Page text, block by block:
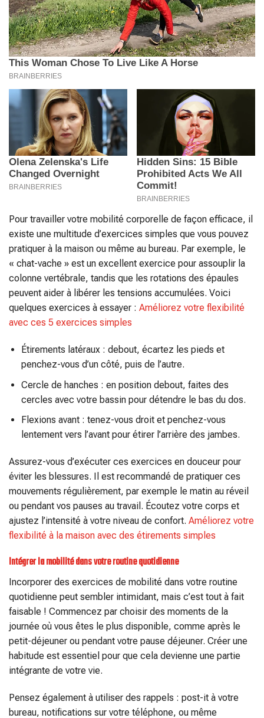
Pour travailler votre mobilité corporelle de façon efficace, il
existe une multitude d’exercices simples que vous pouvez
pratiquer à la maison ou même au bureau. Par exemple, le
« chat-vache » est un excellent exercice pour assouplir la
colonne vertébrale, tandis que les rotations des épaules
peuvent aider à libérer les tensions accumulées. Voici
quelques exercices à essayer : Améliorez votre flexibilité
avec ces 5 exercices simples
Étirements latéraux : debout, écartez les pieds et
penchez-vous d’un côté, puis de l’autre.
Cercle de hanches : en position debout, faites des
cercles avec votre bassin pour détendre le bas du dos.
Flexions avant : tenez-vous droit et penchez-vous
lentement vers l’avant pour étirer l’arrière des jambes.
Assurez-vous d’exécuter ces exercices en douceur pour
éviter les blessures. Il est recommandé de pratiquer ces
mouvements régulièrement, par exemple le matin au réveil
ou pendant vos pauses au travail. Écoutez votre corps et
ajustez l’intensité à votre niveau de confort. Améliorez votre
flexibilité à la maison avec des étirements simples
Intégrer la mobilité dans votre routine quotidienne
Incorporer des exercices de mobilité dans votre routine
quotidienne peut sembler intimidant, mais c’est tout à fait
faisable ! Commencez par choisir des moments de la
journée où vous êtes le plus disponible, comme après le
petit-déjeuner ou pendant votre pause déjeuner. Créer une
habitude est essentiel pour que cela devienne une partie
intégrante de votre vie.
Pensez également à utiliser des rappels : post-it à votre
bureau, notifications sur votre téléphone, ou même